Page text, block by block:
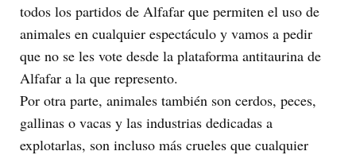
todos los partidos de Alfafar que permiten el uso de
animales en cualquier espectáculo y vamos a pedir
que no se les vote desde la plataforma antitaurina de
Alfafar a la que represento.
Por otra parte, animales también son cerdos, peces,
gallinas o vacas y las industrias dedicadas a
explotarlas, son incluso más crueles que cualquier